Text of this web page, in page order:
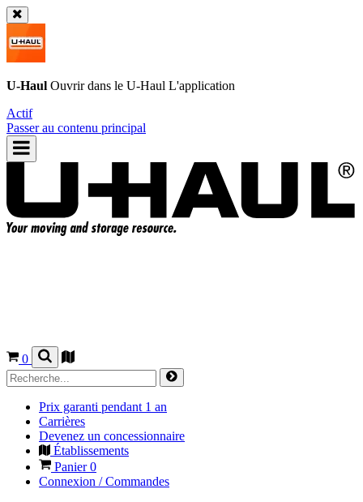
U-Haul Ouvrir dans le U-Haul L'application
Actif
Passer au contenu principal
0
Prix garanti pendant 1 an
Carrières
Devenez un concessionnaire
Établissements
Panier0
Connexion / Commandes